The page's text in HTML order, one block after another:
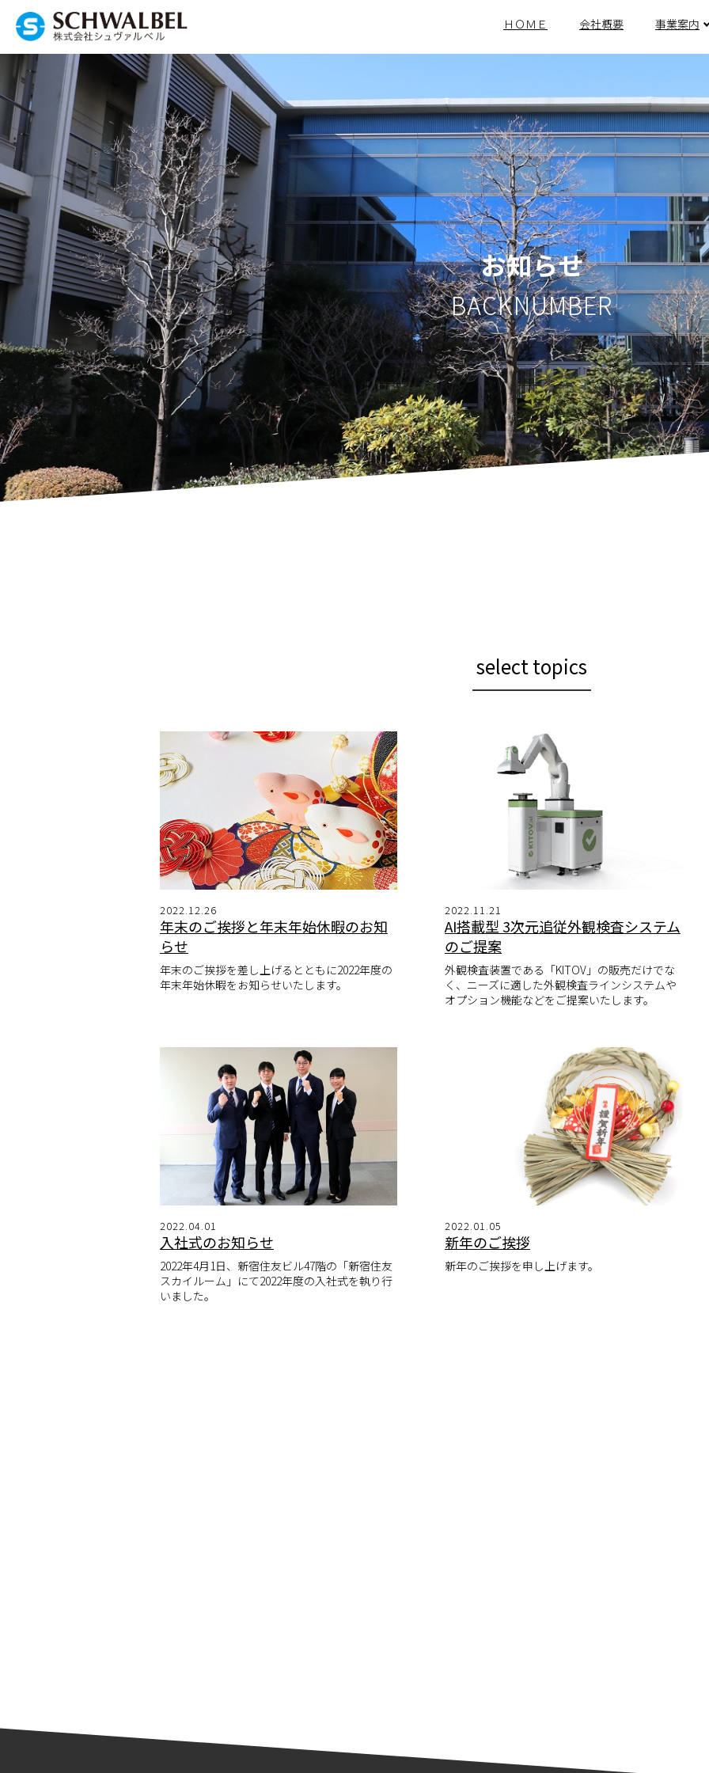
ＨＯＭＥ 会社概要 事業案内
お知らせ
BACKNUMBER
select topics
2022.12.26
年末のご挨拶と年末年始休暇のお知
らせ
年末のご挨拶を差し上げるとともに2022年度の
年末年始休暇をお知らせいたします。
2022.11.21
AI搭載型 3次元追従外観検査システム
のご提案
外観検査装置である「KITOV」の販売だけでな
く、ニーズに適した外観検査ラインシステムや
オプション機能などをご提案いたします。
2022.04.01
入社式のお知らせ
2022年4月1日、新宿住友ビル47階の「新宿住友
スカイルーム」にて2022年度の入社式を執り行
いました。
2022.01.05
新年のご挨拶
新年のご挨拶を申し上げます。